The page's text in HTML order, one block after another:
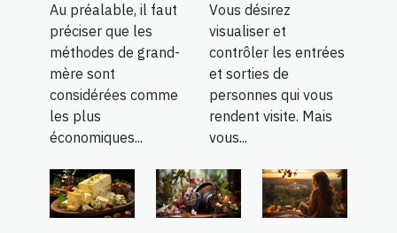
Au préalable, il faut
préciser que les
méthodes de grand-
mère sont
considérées comme
les plus
économiques...
Vous désirez
visualiser et
contrôler les entrées
et sorties de
personnes qui vous
rendent visite. Mais
vous...